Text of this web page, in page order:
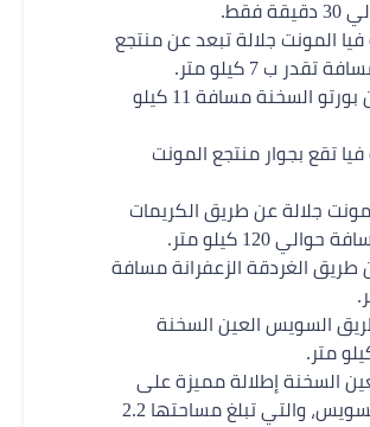
فقط.
المونت جلالة تبعد عن منتجع
ب 7 كيلو متر.
وتفصلها عن بورتو السخنة مسافة 11 كيلو
تقع بجوار منتجع المونت
جلالة عن طريق الكريمات
120 كيلو متر.
طريق الغردقة الزعفرانة مسافة
السويس العين السخنة
السخنة إطلالة مميزة على
خليج قناة السويس، والتي تبلغ مساحتها 2.2